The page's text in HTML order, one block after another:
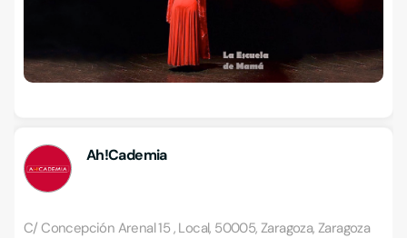
Ah!Cademia
C/ Concepción Arenal 15 , Local, 50005, Zaragoza, Zaragoza